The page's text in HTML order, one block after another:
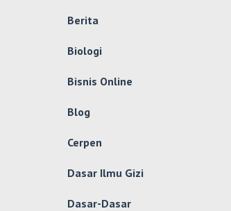
Berita
Biologi
Bisnis Online
Blog
Cerpen
Dasar Ilmu Gizi
Dasar-Dasar